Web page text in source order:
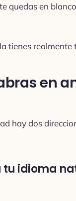
quedas en
tienes realmente
en
hay dos
tu idioma